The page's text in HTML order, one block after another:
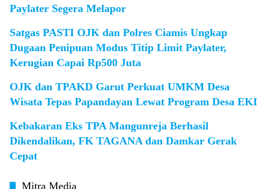
Paylater Segera Melapor
Satgas PASTI OJK dan Polres Ciamis Ungkap
Dugaan Penipuan Modus Titip Limit Paylater,
Kerugian Capai Rp500 Juta
OJK dan TPAKD Garut Perkuat UMKM Desa
Wisata Tepas Papandayan Lewat Program Desa EKI
Kebakaran Eks TPA Mangunreja Berhasil
Dikendalikan, FK TAGANA dan Damkar Gerak
Cepat
Mitra Media